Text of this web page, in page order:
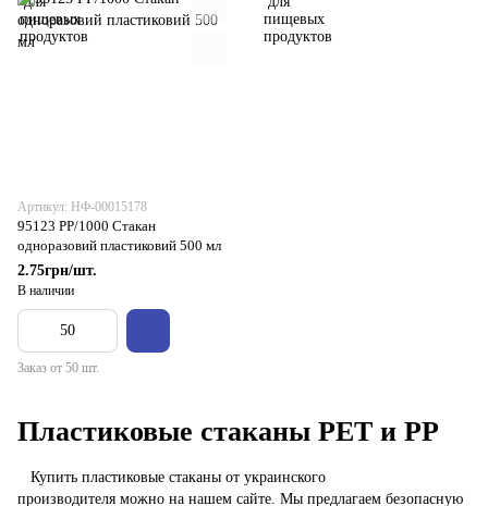
Пластиковые стаканы PET и PP
Купить пластиковые стаканы от украинского
производителя можно на нашем сайте. Мы предлагаем безопасную
Артикул: НФ-00015178
95123 РР/1000 Стакан
одноразовий пластиковий 500 мл
2.75грн/шт.
В наличии
Заказ от 50 шт.